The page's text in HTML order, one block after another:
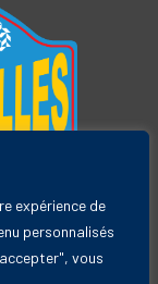
expérience de
personnalisés
vous